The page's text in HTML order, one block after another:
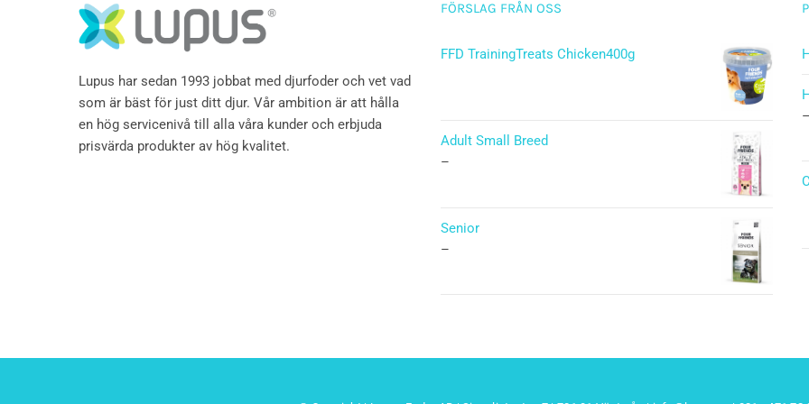
Lupus har sedan 1993 jobbat med djurfoder och vet vad
som är bäst för just ditt djur. Vår ambition är att hålla
en hög servicenivå till alla våra kunder och erbjuda
prisvärda produkter av hög kvalitet.
FÖRSLAG FRÅN OSS
FFD TrainingTreats Chicken400g
Adult Small Breed
–
Senior
–